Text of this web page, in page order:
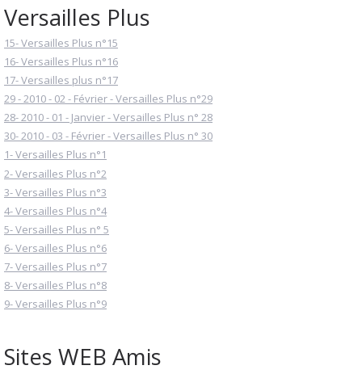
Versailles Plus
15- Versailles Plus n°15
16- Versailles Plus n°16
17- Versailles plus n°17
29 - 2010 - 02 - Février - Versailles Plus n°29
28- 2010 - 01 - Janvier - Versailles Plus n° 28
30- 2010 - 03 - Février - Versailles Plus n° 30
1- Versailles Plus n°1
2- Versailles Plus n°2
3- Versailles Plus n°3
4- Versailles Plus n°4
5- Versailles Plus n° 5
6- Versailles Plus n°6
7- Versailles Plus n°7
8- Versailles Plus n°8
9- Versailles Plus n°9
Sites WEB Amis